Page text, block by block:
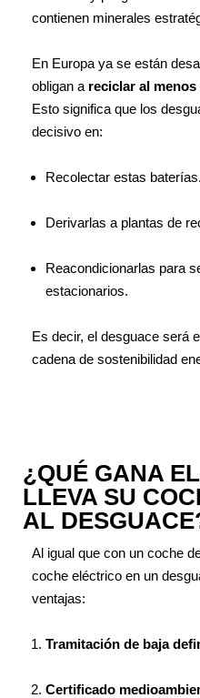
contienen minerales
En Europa ya se están
obligan a reciclar al menos
Esto significa que los
decisivo en:
Recolectar estas baterías.
Derivarlas a plantas de
Reacondicionarlas para
estacionarios.
Es decir, el desguace será
cadena de sostenibilidad
¿QUÉ GANA
LLEVA SU
AL
Al igual que con un coche
coche eléctrico en un
ventajas:
Tramitación de baja
Certificado